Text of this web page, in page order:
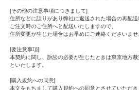
[その他の注意事項につきまして]
住所などに誤りがあり弊社に返送された場合の再配送
ご注文時のご住所へと配送いたしますので、
住所変更が生じた場合はお早めにご連絡くださいませ
[要注意事項]
本契約に関し、訴訟の必要が生じたときは東京地方
といたします。
[購入規約への同意]
本文をもちまして購入規約への同意とさせていただき